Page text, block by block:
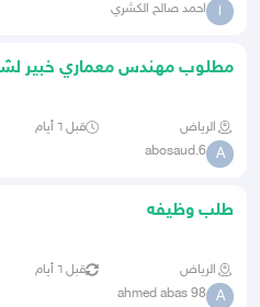
ا احمد صالح الكشري
مطلوب مهندس معماري خبير
الرياض قبل ٦ أيام
A
abosaud.6
طلب وظيفه
الرياض قبل ٦ أيام
A
ahmed abas 98